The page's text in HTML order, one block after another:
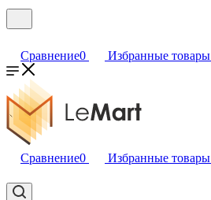
Сравнение0 Избранные товары
Сравнение0 Избранные товары